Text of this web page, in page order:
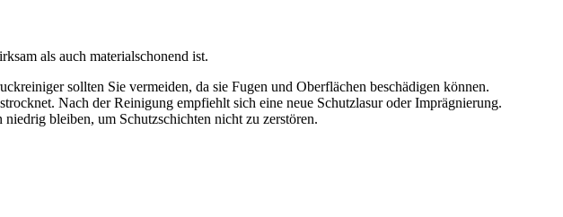
als auch materialschonend ist.
sollten Sie vermeiden, da sie Fugen und Oberflächen beschädigen können.
Nach der Reinigung empfiehlt sich eine neue Schutzlasur oder Imprägnierung.
bleiben, um Schutzschichten nicht zu zerstören.